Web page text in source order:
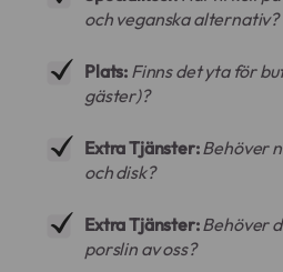
och veganska alternativ?
Plats: Finns det yta för
gäster)?
Extra Tjänster:Behöver
och disk?
Extra Tjänster:Behöver
porslin av oss?